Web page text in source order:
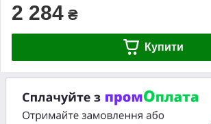
2 284 ₴
Купити